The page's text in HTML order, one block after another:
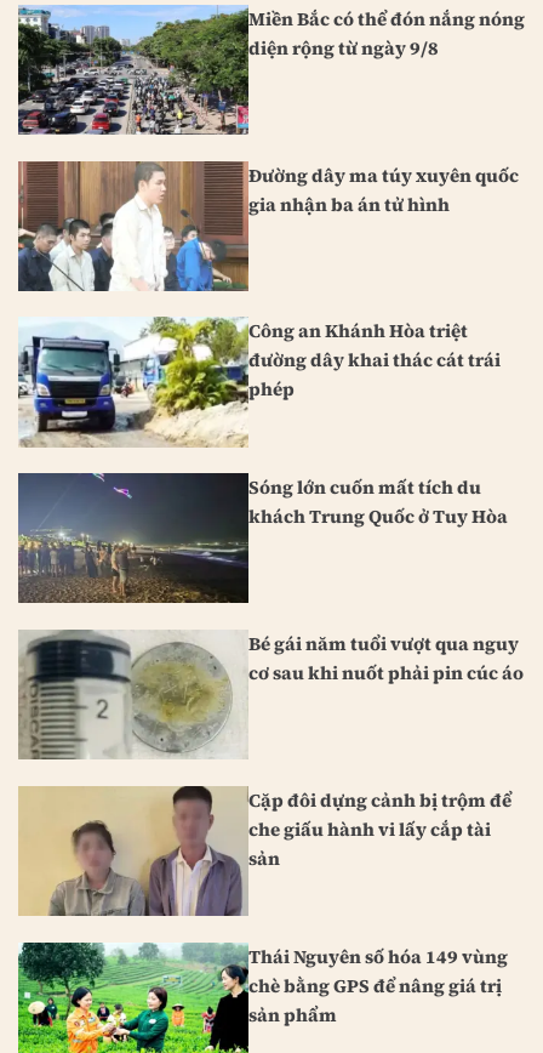
Miền Bắc có thể đón nắng nóng
diện rộng từ ngày 9/8
Đường dây ma túy xuyên quốc
gia nhận ba án tử hình
Công an Khánh Hòa triệt
đường dây khai thác cát trái
phép
Sóng lớn cuốn mất tích du
khách Trung Quốc ở Tuy Hòa
Bé gái năm tuổi vượt qua nguy
cơ sau khi nuốt phải pin cúc áo
Cặp đôi dựng cảnh bị trộm để
che giấu hành vi lấy cắp tài
sản
Thái Nguyên số hóa 149 vùng
chè bằng GPS để nâng giá trị
sản phẩm